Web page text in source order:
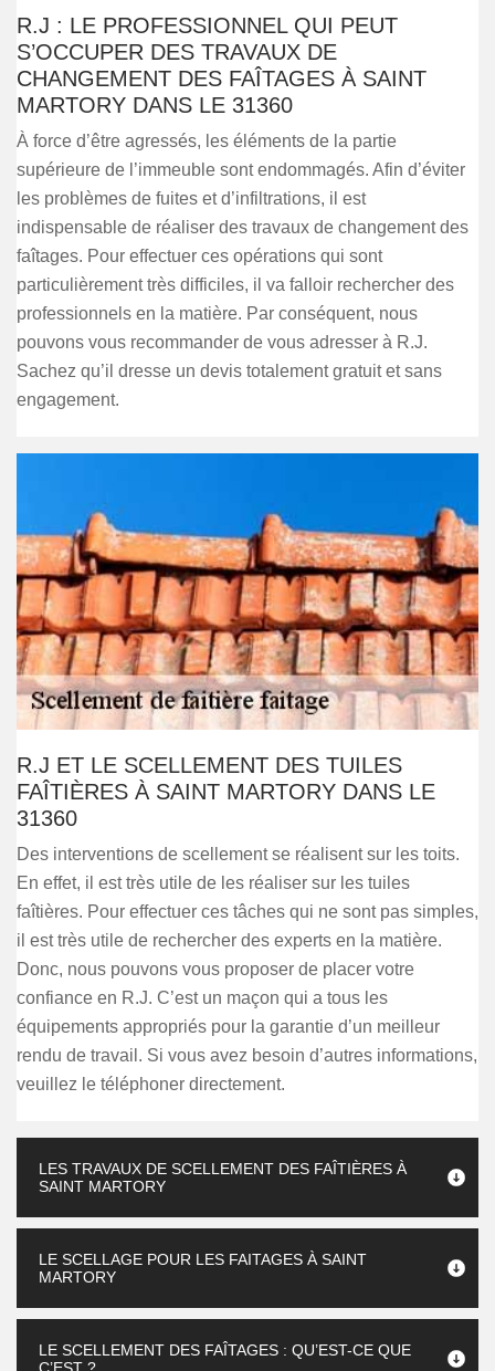
R.J : LE PROFESSIONNEL QUI PEUT
S’OCCUPER DES TRAVAUX DE
CHANGEMENT DES FAÎTAGES À SAINT
MARTORY DANS LE 31360
À force d’être agressés, les éléments de la partie
supérieure de l’immeuble sont endommagés. Afin d’éviter
les problèmes de fuites et d’infiltrations, il est
indispensable de réaliser des travaux de changement des
faîtages. Pour effectuer ces opérations qui sont
particulièrement très difficiles, il va falloir rechercher des
professionnels en la matière. Par conséquent, nous
pouvons vous recommander de vous adresser à R.J.
Sachez qu’il dresse un devis totalement gratuit et sans
engagement.
R.J ET LE SCELLEMENT DES TUILES
FAÎTIÈRES À SAINT MARTORY DANS LE
31360
Des interventions de scellement se réalisent sur les toits.
En effet, il est très utile de les réaliser sur les tuiles
faîtières. Pour effectuer ces tâches qui ne sont pas simples,
il est très utile de rechercher des experts en la matière.
Donc, nous pouvons vous proposer de placer votre
confiance en R.J. C’est un maçon qui a tous les
équipements appropriés pour la garantie d’un meilleur
rendu de travail. Si vous avez besoin d’autres informations,
veuillez le téléphoner directement.
LES TRAVAUX DE SCELLEMENT DES FAÎTIÈRES À
SAINT MARTORY
LE SCELLAGE POUR LES FAITAGES À SAINT
MARTORY
LE SCELLEMENT DES FAÎTAGES : QU’EST-CE QUE